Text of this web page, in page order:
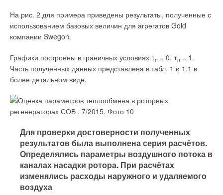
На рис. 2 для примера приведены результаты, полученные с
использованием базовых величин для агрегатов Gold
компании Swegon.
Графики построены в граничных условиях τn = 0, τn = 1.
Часть полученных данных представлена в табл. 1 и 1.1 в
более детальном виде.
Для проверки достоверности полученных
результатов была выполнена серия расчётов.
Определялись параметры воздушного потока в
каналах насадки ротора. При расчётах
изменялись расходы наружного и удаляемого
воздуха
заявленной в 1,5-2 раза. Конструкция предельно упрощена и
не имеет требуемых параметров механической прочности.
Единственное внешнее отличие — провокационно низкая
несоответствующего по толщине и типу металла и без части
важных элементов конструкции. Считать такой вариант
вентилятора достойным вариантом «импортозамещения»
Подводя итог можно сказать, что выбор вентиляторов с 2008
(импортозамещения) может достигать 100 % при высоком
качестве. Главное условие для разумного выбора
вентилятора, кроме низкой цены, — наличие у
производителя реальной информации об используемых
комплектующих или наличие собственной технологии
производства рабочих колёс. При использовании не